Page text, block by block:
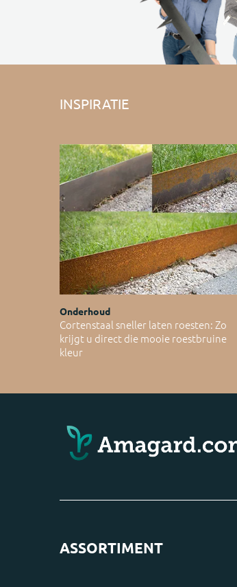
INSPIRATIE
Onderhoud
Cortenstaal sneller laten roesten: Zo
krijgt u direct die mooie roestbruine
kleur
ASSORTIMENT